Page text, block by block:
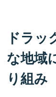
ドラ
な地域
り組み